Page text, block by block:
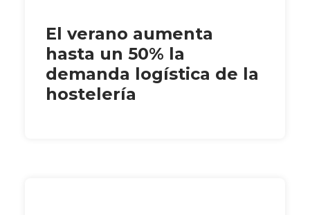
El verano aumenta
hasta un 50% la
demanda logística de la
hostelería